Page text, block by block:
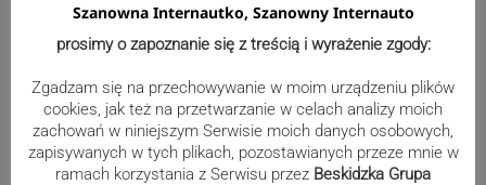
Szanowna Internautko, Szanowny Internauto
prosimy o zapoznanie się z treścią i wyrażenie zgody:
Zgadzam się na przechowywanie w moim urządzeniu plików
cookies, jak też na przetwarzanie w celach analizy moich
zachowań w niniejszym Serwisie moich danych osobowych,
zapisywanych w tych plikach, pozostawianych przeze mnie w
ramach korzystania z Serwisu przez Beskidzka Grupa